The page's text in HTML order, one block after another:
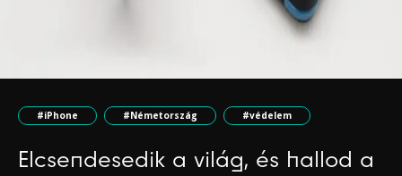
#iPhone #Németország #védelem
Elcsendesedik a világ, és hallod a